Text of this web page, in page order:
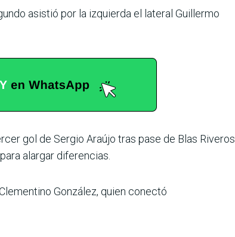
asistió por la izquierda el late­ral Guillermo
gol de Sergio Araújo tras pase de Blas Riveros
alar­gar diferencias.
González, quien conectó